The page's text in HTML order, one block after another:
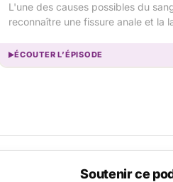
L'une des causes possibles du
reconnaître une fissure anale et la
ÉCOUTER L’ÉPISODE
Soutenir ce